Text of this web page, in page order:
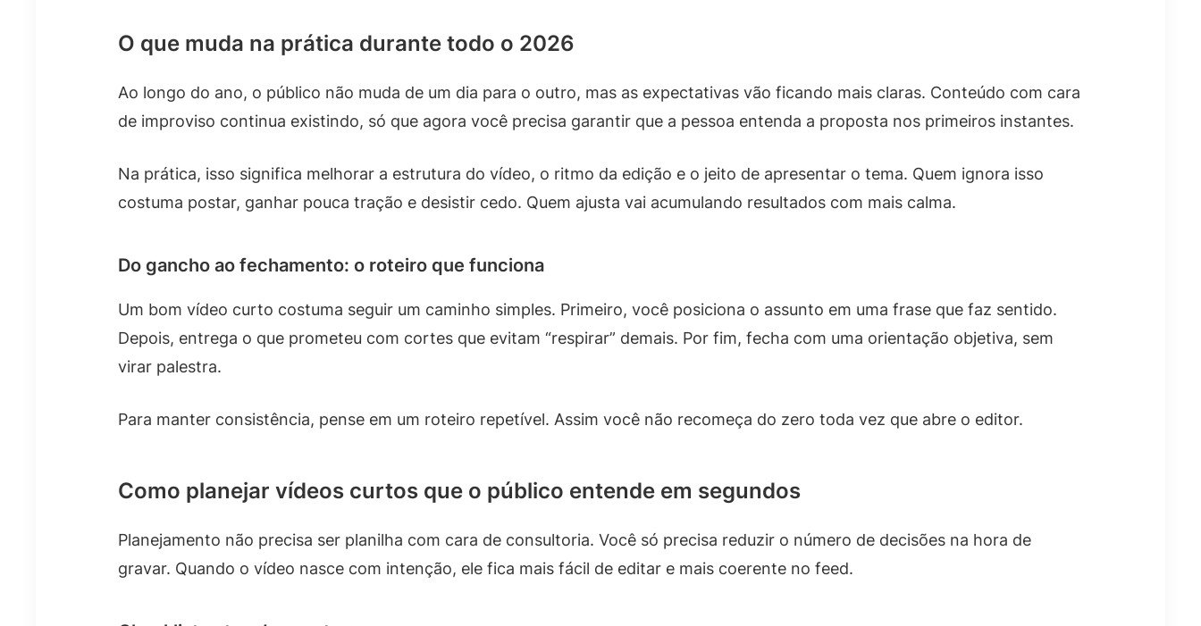
O que muda na prática durante todo o 2026
Ao longo do ano, o público não muda de um dia para o outro, mas as expectativas vão ficando mais claras. Conteúdo com cara
de improviso continua existindo, só que agora você precisa garantir que a pessoa entenda a proposta nos primeiros instantes.
Na prática, isso significa melhorar a estrutura do vídeo, o ritmo da edição e o jeito de apresentar o tema. Quem ignora isso
costuma postar, ganhar pouca tração e desistir cedo. Quem ajusta vai acumulando resultados com mais calma.
Do gancho ao fechamento: o roteiro que funciona
Um bom vídeo curto costuma seguir um caminho simples. Primeiro, você posiciona o assunto em uma frase que faz sentido.
Depois, entrega o que prometeu com cortes que evitam “respirar” demais. Por fim, fecha com uma orientação objetiva, sem
virar palestra.
Para manter consistência, pense em um roteiro repetível. Assim você não recomeça do zero toda vez que abre o editor.
Como planejar vídeos curtos que o público entende em segundos
Planejamento não precisa ser planilha com cara de consultoria. Você só precisa reduzir o número de decisões na hora de
gravar. Quando o vídeo nasce com intenção, ele fica mais fácil de editar e mais coerente no feed.